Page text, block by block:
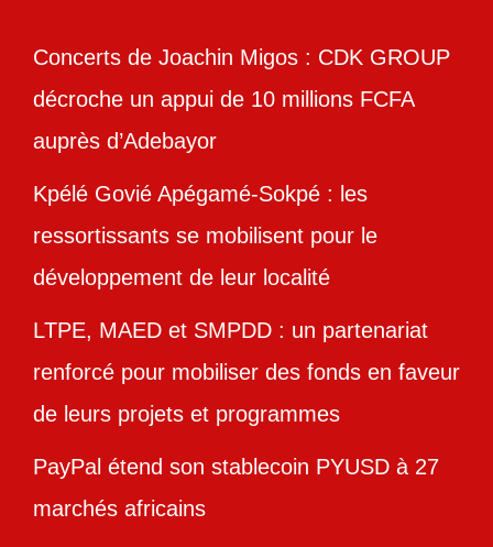
Concerts de Joachin Migos : CDK GROUP
décroche un appui de 10 millions FCFA
auprès d’Adebayor
Kpélé Govié Apégamé-Sokpé : les
ressortissants se mobilisent pour le
développement de leur localité
LTPE, MAED et SMPDD : un partenariat
renforcé pour mobiliser des fonds en faveur
de leurs projets et programmes
PayPal étend son stablecoin PYUSD à 27
marchés africains